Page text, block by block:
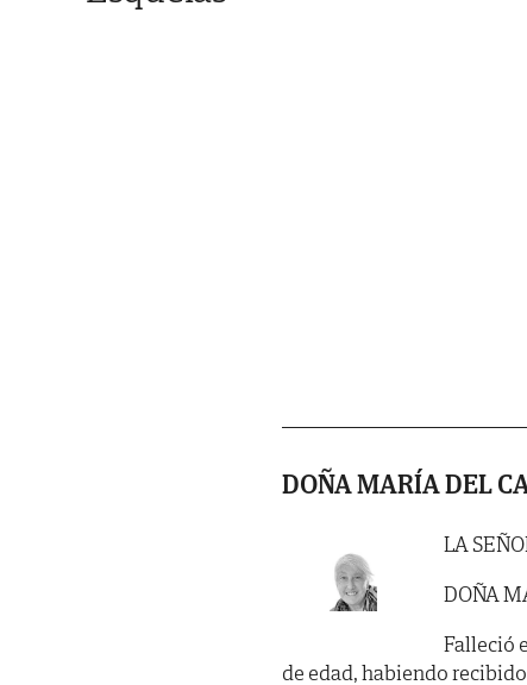
DOÑA MARÍA DEL
LA
DOÑA
Falleció
de edad, habiendo recibido